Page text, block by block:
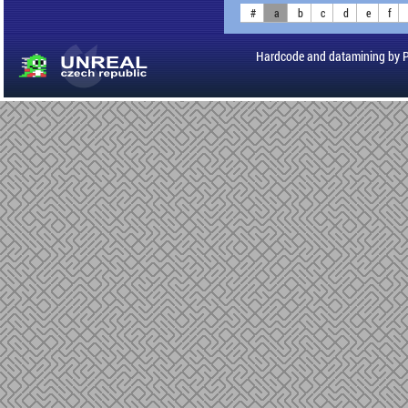
# a b c d e f
Hardcode and datamining by